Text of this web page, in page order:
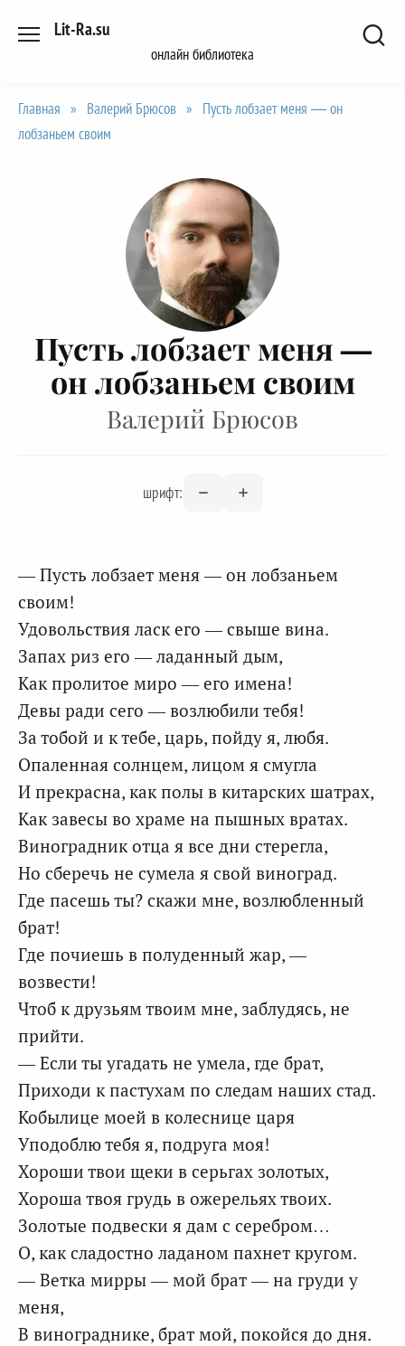
Lit-Ra.su
онлайн библиотека
Главная » Валерий Брюсов » Пусть лобзает меня — он
лобзаньем своим
Пусть лобзает меня —
он лобзаньем своим
Валерий Брюсов
шрифт:
— Пусть лобзает меня — он лобзаньем
своим!
Удовольствия ласк его — свыше вина.
Запах риз его — ладанный дым,
Как пролитое миро — его имена!
Девы ради сего — возлюбили тебя!
За тобой и к тебе, царь, пойду я, любя.
Опаленная солнцем, лицом я смугла
И прекрасна, как полы в китарских шатрах,
Как завесы во храме на пышных вратах.
Виноградник отца я все дни стерегла,
Но сберечь не сумела я свой виноград.
Где пасешь ты? скажи мне, возлюбленный
брат!
Где почиешь в полуденный жар, —
возвести!
Чтоб к друзьям твоим мне, заблудясь, не
прийти.
— Если ты угадать не умела, где брат,
Приходи к пастухам по следам наших стад.
Кобылице моей в колеснице царя
Уподоблю тебя я, подруга моя!
Хороши твои щеки в серьгах золотых,
Хороша твоя грудь в ожерельях твоих.
Золотые подвески я дам с серебром…
О, как сладостно ладаном пахнет кругом.
— Ветка мирры — мой брат — на груди у
меня,
В винограднике, брат мой, покойся до дня.